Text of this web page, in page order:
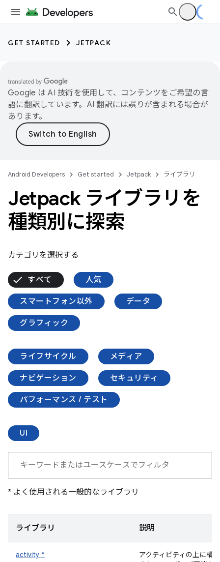
GET STARTED JETPACK
Google は AI 技術を使用して、コンテンツをご希望の言
語に翻訳しています。AI 翻訳には誤りが含まれる場合が
あります。
Android Developers Get started Jetpack ライブラリ
Jetpack ライブラリを
種類別に探索
カテゴリを選択する
すべて 人気
スマートフォン以外 データ
グラフィック
ライフサイクル メディア
ナビゲーション セキュリティ
パフォーマンス / テスト
UI
* よく使用される一般的なライブラリ
ライブラリ 説明
activity *
アクティビティの上に構築